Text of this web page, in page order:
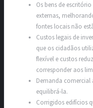
Os bens de
externas,
fontes locais não
Custos legais de
que os cidadãos
flexível e custos
corresponder aos
Demanda
equilibrá-la.
Corrigidos edifícios